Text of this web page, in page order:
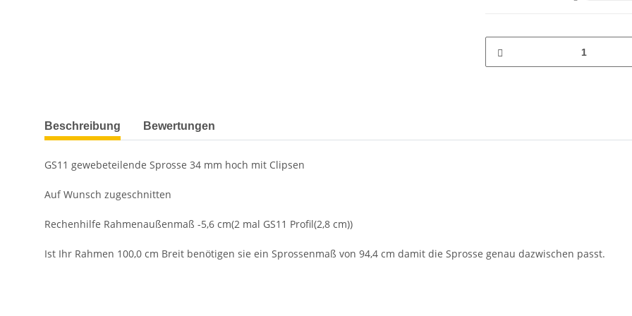
weitere Registerkarten anzeigen
Beschreibung Bewertungen
GS11 gewebeteilende Sprosse 34 mm hoch mit Clipsen
Auf Wunsch zugeschnitten
Rechenhilfe Rahmenaußenmaß -5,6 cm(2 mal GS11 Profil(2,8 cm))
Ist Ihr Rahmen 100,0 cm Breit benötigen sie ein Sprossenmaß von 94,4 cm damit die Sprosse genau dazwischen passt.